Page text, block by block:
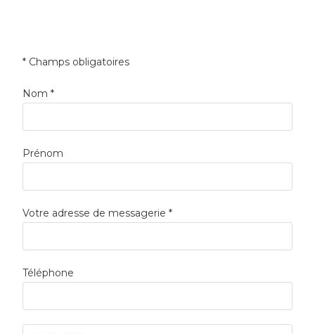
* Champs obligatoires
Nom *
Prénom
Votre adresse de messagerie *
Téléphone